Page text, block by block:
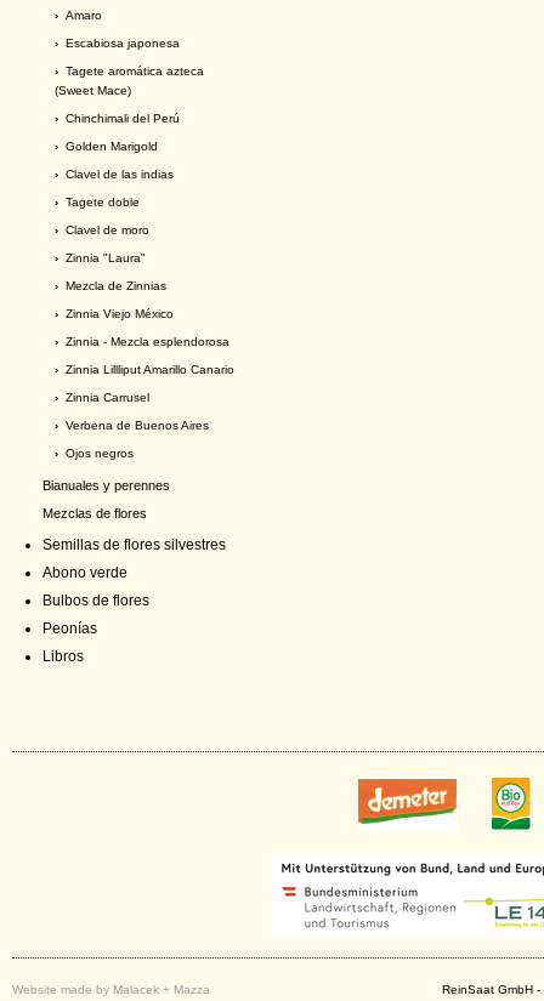
› Amaro
› Escabiosa japonesa
› Tagete aromática azteca
(Sweet Mace)
› Chinchimali del Perú
› Golden Marigold
› Clavel de las indias
› Tagete doble
› Clavel de moro
› Zinnia "Laura"
› Mezcla de Zinnias
› Zinnia Viejo México
› Zinnia - Mezcla esplendorosa
› Zinnia Lillliput Amarillo Canario
› Zinnia Carrusel
› Verbena de Buenos Aires
› Ojos negros
Bianuales y perennes
Mezclas de flores
Semillas de flores silvestres
Abono verde
Bulbos de flores
Peonías
Libros
Website made by Malacek + Mazza ReinSaat GmbH